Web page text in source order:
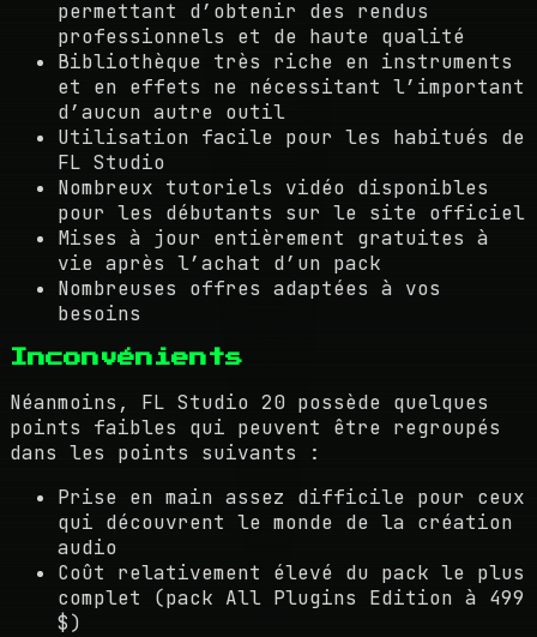
permettant d’obtenir des rendus
professionnels et de haute qualité
Bibliothèque très riche en instruments
et en effets ne nécessitant l’important
d’aucun autre outil
Utilisation facile pour les habitués de
FL Studio
Nombreux tutoriels vidéo disponibles
pour les débutants sur le site officiel
Mises à jour entièrement gratuites à
vie après l’achat d’un pack
Nombreuses offres adaptées à vos
besoins
Inconvénients
Néanmoins, FL Studio 20 possède quelques
points faibles qui peuvent être regroupés
dans les points suivants :
Prise en main assez difficile pour ceux
qui découvrent le monde de la création
audio
Coût relativement élevé du pack le plus
complet (pack All Plugins Edition à 499
$)